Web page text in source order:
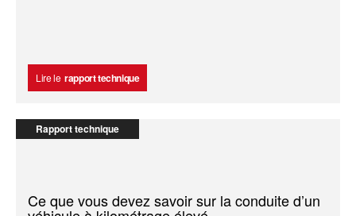
Lire le rapport technique
Rapport technique
Ce que vous devez savoir sur la conduite d’un